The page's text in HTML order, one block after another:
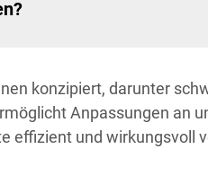
konzipiert, darunter
Anpassungen an
effizient und wirkungsvoll